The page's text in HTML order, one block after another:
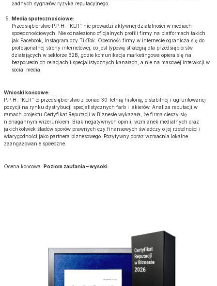
żadnych sygnałów ryzyka reputacyjnego.
Media społecznościowe:
Przedsiębiorstwo P.P.H. "KER" nie prowadzi aktywnej działalności w mediach
społecznościowych. Nie odnaleziono oficjalnych profili firmy na platformach takich
jak Facebook, Instagram czy TikTok. Obecność firmy w internecie ogranicza się do
profesjonalnej strony internetowej, co jest typową strategią dla przedsiębiorstw
działających w sektorze B2B, gdzie komunikacja marketingowa opiera się na
bezpośrednich relacjach i specjalistycznych kanałach, a nie na masowej interakcji w
social media.
Wnioski końcowe:
P.P.H. "KER" to przedsiębiorstwo z ponad 30-letnią historią, o stabilnej i ugruntowanej
pozycji na rynku dystrybucji specjalistycznych farb i lakierów. Analiza reputacji w
ramach projektu Certyfikat Reputacji w Biznesie wykazała, że firma cieszy się
nienagannym wizerunkiem. Brak negatywnych opinii, wzmianek medialnych oraz
jakichkolwiek śladów sporów prawnych czy finansowych świadczy o jej rzetelności i
wiarygodności jako partnera biznesowego. Pozytywny obraz wzmacnia lokalne
zaangażowanie społeczne.
Ocena końcowa: Poziom zaufania – wysoki.